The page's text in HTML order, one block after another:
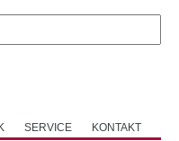
SERVICE KONTAKT